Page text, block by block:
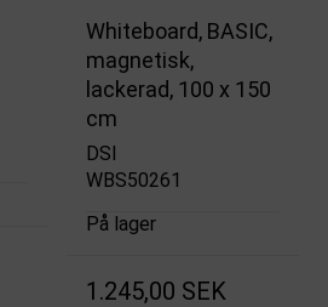
Whiteboard, BASIC,
magnetisk,
lackerad, 100 x 150
cm
DSI
WBS50261
På lager
1.245,00 SEK